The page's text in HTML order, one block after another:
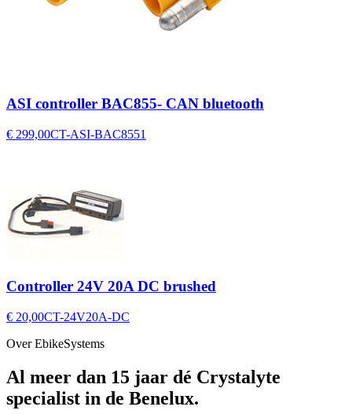
ASI controller BAC855- CAN bluetooth
€ 299,00CT-ASI-BAC8551
Controller 24V 20A DC brushed
€ 20,00CT-24V20A-DC
Over EbikeSystems
Al meer dan 15 jaar dé Crystalyte
specialist in de Benelux.